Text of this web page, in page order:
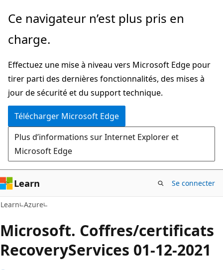
Passer
directement
au
principal
Ce navigateur n’est plus pris en
charge.
Effectuez une mise à niveau vers Microsoft Edge pour
tirer parti des dernières fonctionnalités, des mises à
jour de sécurité et du support technique.
Télécharger Microsoft Edge
Plus d’informations sur Internet Explorer et
Microsoft Edge
Learn Se connecter
Learn Azure
Microsoft. Coffres/certificats
RecoveryServices 01-12-2021